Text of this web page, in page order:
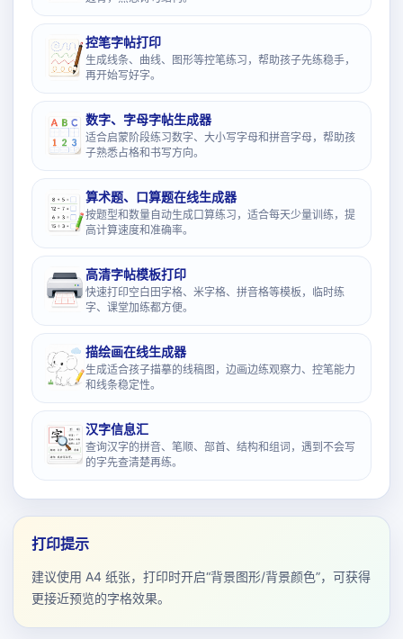
控笔字帖打印
生成线条、曲线、图形等控笔练习，帮助孩子先练稳手，
再开始写好字。
数字、字母字帖生成器
适合启蒙阶段练习数字、大小写字母和拼音字母，帮助孩
子熟悉占格和书写方向。
算术题、口算题在线生成器
按题型和数量自动生成口算练习，适合每天少量训练，提
高计算速度和准确率。
高清字帖模板打印
快速打印空白田字格、米字格、拼音格等模板，临时练
字、课堂加练都方便。
描绘画在线生成器
生成适合孩子描摹的线稿图，边画边练观察力、控笔能力
和线条稳定性。
汉字信息汇
查询汉字的拼音、笔顺、部首、结构和组词，遇到不会写
的字先查清楚再练。
打印提示
建议使用 A4 纸张，打印时开启“背景图形/背景颜色”，可获得
更接近预览的字格效果。